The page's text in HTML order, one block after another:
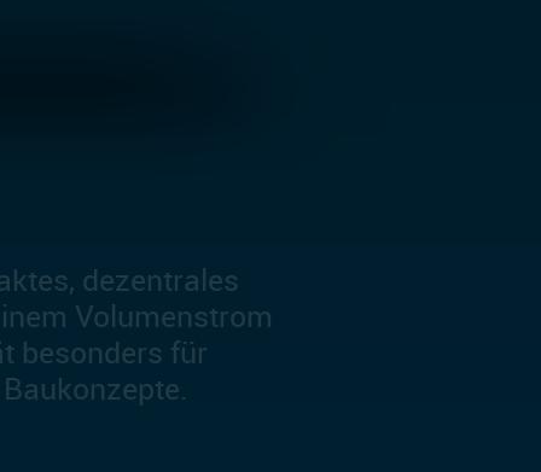
dezentrales
Volumenstrom
besonders für